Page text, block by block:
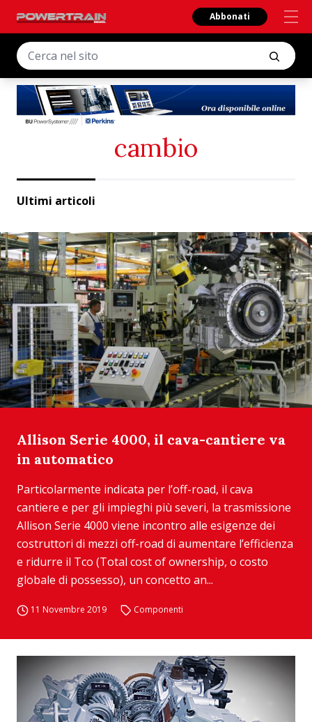
Abbonati
cambio
Ultimi articoli
Allison Serie 4000, il cava-cantiere va
in automatico
Particolarmente indicata per l’off-road, il cava
cantiere e per gli impieghi più severi, la trasmissione
Allison Serie 4000 viene incontro alle esigenze dei
costruttori di mezzi off-road di aumentare l’efficienza
e ridurre il Tco (Total cost of ownership, o costo
globale di possesso), un concetto an...
11 Novembre 2019 Componenti